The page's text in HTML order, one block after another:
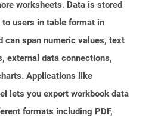
worksheets. Data is stored
to users in table format in
can span numeric values, text
external data connections,
Applications like
lets you export workbook data
formats including PDF,